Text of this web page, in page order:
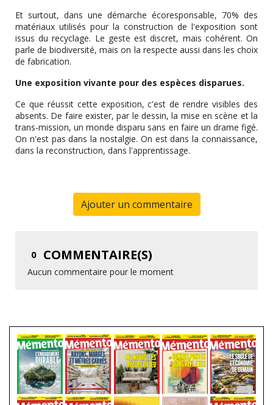
Et surtout, dans une démarche écoresponsable, 70% des
matériaux utilisés pour la construction de l'exposition sont
issus du recyclage. Le geste est discret, mais cohérent. On
parle de biodiversité, mais on la respecte aussi dans les choix
de fabrication.
Une exposition vivante pour des espèces disparues.
Ce que réussit cette exposition, c'est de rendre visibles des
absents. De faire exister, par le dessin, la mise en scène et la
trans-mission, un monde disparu sans en faire un drame figé.
On n'est pas dans la nostalgie. On est dans la connaissance,
dans la reconstruction, dans l'apprentissage.
Ajouter un commentaire
0 COMMENTAIRE(S)
Aucun commentaire pour le moment